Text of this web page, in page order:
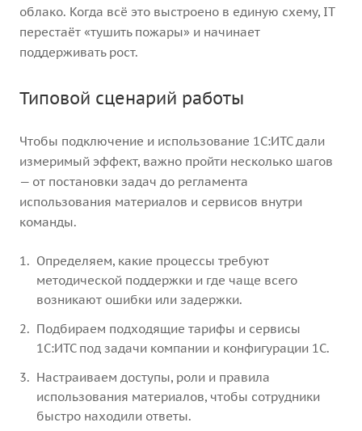
облако. Когда всё это выстроено в единую схему, IT
перестаёт «тушить пожары» и начинает
поддерживать рост.
Типовой сценарий работы
Чтобы подключение и использование 1С:ИТС дали
измеримый эффект, важно пройти несколько шагов
— от постановки задач до регламента
использования материалов и сервисов внутри
команды.
Определяем, какие процессы требуют
методической поддержки и где чаще всего
возникают ошибки или задержки.
Подбираем подходящие тарифы и сервисы
1С:ИТС под задачи компании и конфигурации 1С.
Настраиваем доступы, роли и правила
использования материалов, чтобы сотрудники
быстро находили ответы.